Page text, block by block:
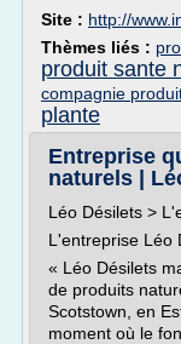
Site : http://
Thèmes liés :
produit sante
compagnie
plante
Entreprise
naturels |
Léo Désilets >
L'entreprise Léo
« Léo Désilets
de produits
Scotstown, en
moment où le